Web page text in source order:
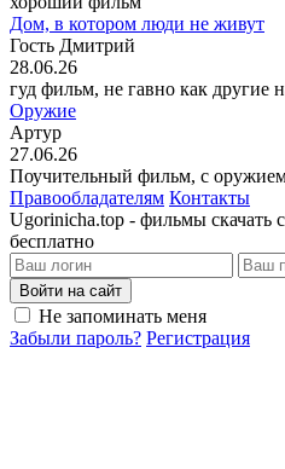
Дом, в котором люди не живут
Гость Дмитрий
28.06.26
гуд фильм, не гавно как другие
Оружие
Артур
27.06.26
Поучительный фильм, с
Правообладателям Контакты
Ugorinicha.top - фильмы скачать
бесплатно
Войти на сайт
Не запоминать меня
Забыли пароль? Регистрация